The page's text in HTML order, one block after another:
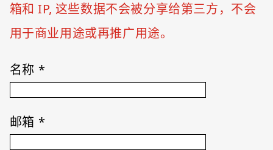
箱和 IP, 这些数据不会被分享给第三方，不会
用于商业用途或再推广用途。
名称 *
邮箱 *